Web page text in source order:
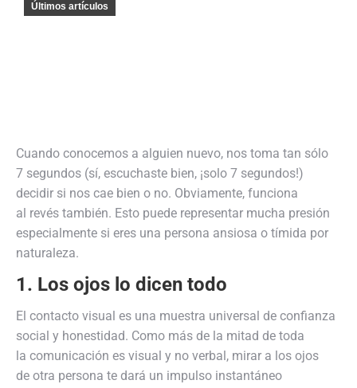
Últimos artículos
Cuando conocemos a alguien nuevo, nos toma tan sólo
7 segundos (sí, escuchaste bien, ¡solo 7 segundos!)
decidir si nos cae bien o no. Obviamente, funciona
al revés también. Esto puede representar mucha presión
especialmente si eres una persona ansiosa o tímida por
naturaleza.
1. Los ojos lo dicen todo
El contacto visual es una muestra universal de confianza
social y honestidad. Como más de la mitad de toda
la comunicación es visual y no verbal, mirar a los ojos
de otra persona te dará un impulso instantáneo